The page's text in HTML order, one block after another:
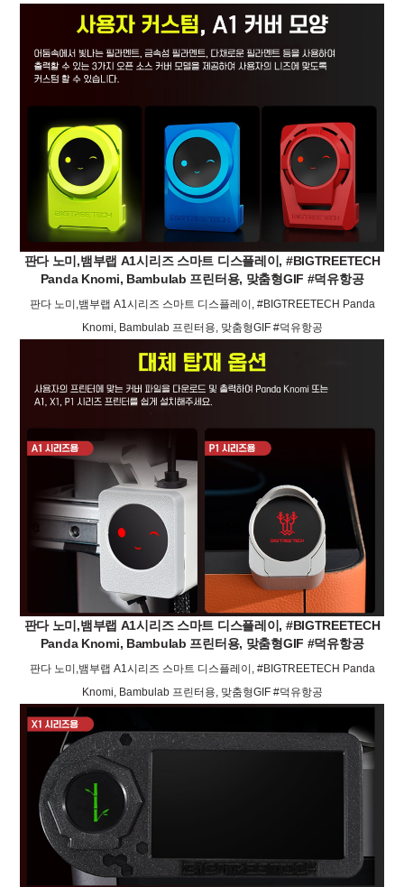
판다 노미,뱀부랩 A1시리즈 스마트 디스플레이, #BIGTREETECH
Panda Knomi, Bambulab 프린터용, 맞춤형GIF #덕유항공
판다 노미,뱀부랩 A1시리즈 스마트 디스플레이, #BIGTREETECH Panda
Knomi, Bambulab 프린터용, 맞춤형GIF #덕유항공
판다 노미,뱀부랩 A1시리즈 스마트 디스플레이, #BIGTREETECH
Panda Knomi, Bambulab 프린터용, 맞춤형GIF #덕유항공
판다 노미,뱀부랩 A1시리즈 스마트 디스플레이, #BIGTREETECH Panda
Knomi, Bambulab 프린터용, 맞춤형GIF #덕유항공